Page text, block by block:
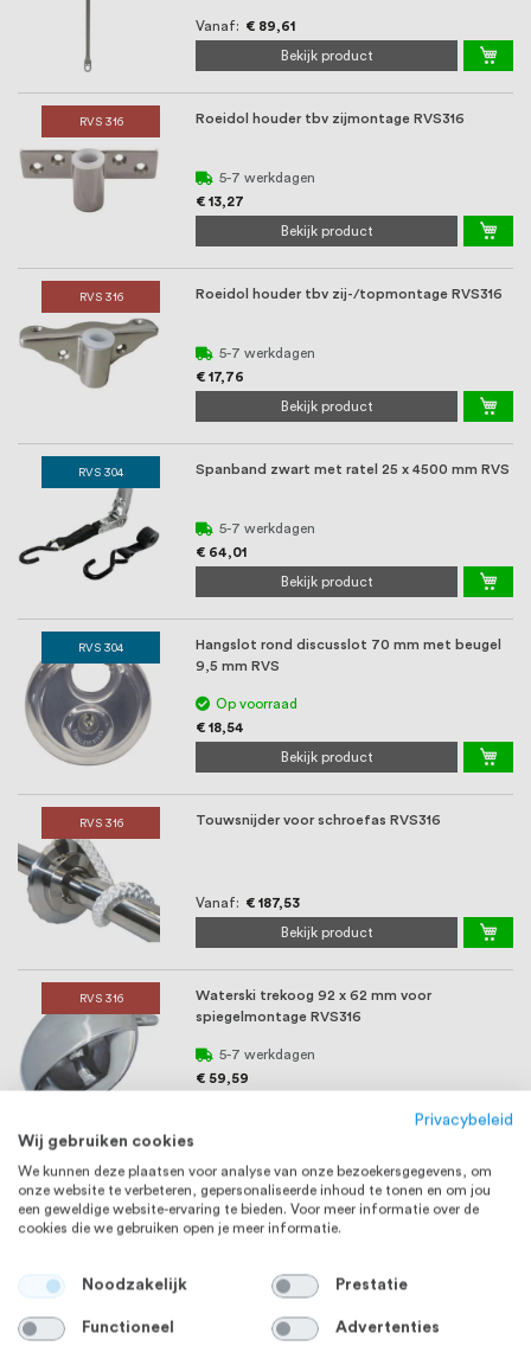
Vanaf € 89,61
Bekijk product
RVS 316 Roeidol houder tbv zijmontage RVS316
5-7 werkdagen
€ 13,27
Bekijk product
RVS 316 Roeidol houder tbv zij-/topmontage RVS316
5-7 werkdagen
€ 17,76
Bekijk product
RVS 304 Spanband zwart met ratel 25 x 4500 mm RVS
5-7 werkdagen
€ 64,01
Bekijk product
RVS 304
Hangslot rond discusslot 70 mm met beugel
9,5 mm RVS
Op voorraad
€ 18,54
Bekijk product
RVS 316 Touwsnijder voor schroefas RVS316
Vanaf € 187,53
Bekijk product
RVS 316
Waterski trekoog 92 x 62 mm voor
spiegelmontage RVS316
5-7 werkdagen
€ 59,59
RVS 15/1 Emmer RVS
Bekijk product
Privacybeleid
Wij gebruiken cookies
We kunnen deze plaatsen voor analyse van onze bezoekersgegevens, om
onze website te verbeteren, gepersonaliseerde inhoud te tonen en om jou
een geweldige website-ervaring te bieden. Voor meer informatie over de
cookies die we gebruiken open je meer informatie.
Noodzakelijk Prestatie
Functioneel Advertenties